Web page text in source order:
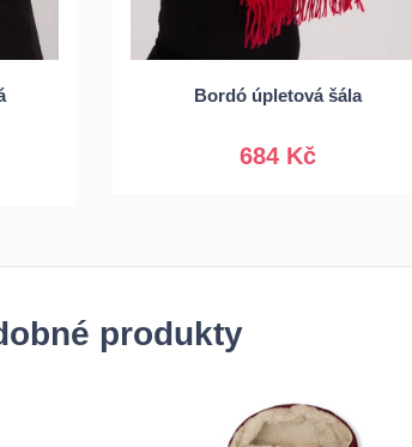
Bordó úpletová šála
684 Kč
Univerzální
produkty